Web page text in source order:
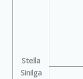
Stella
Sinilga